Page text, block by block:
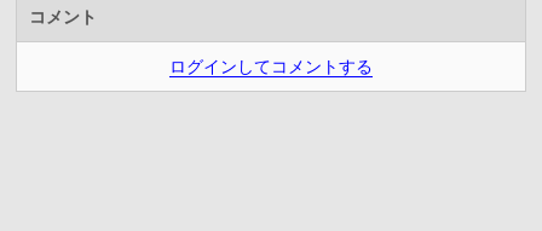
コメント
ログインしてコメントする